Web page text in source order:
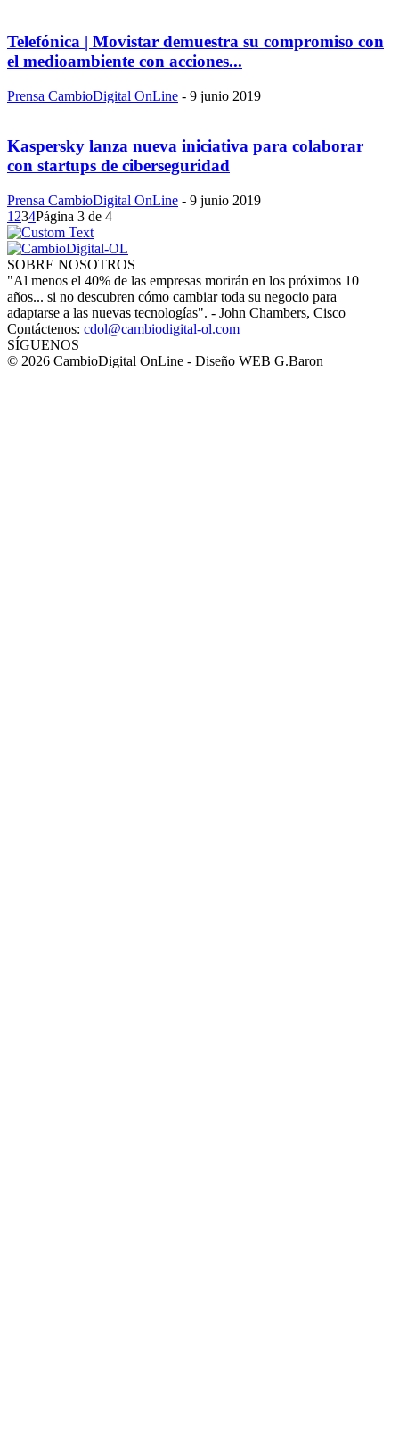
Telefónica | Movistar demuestra su compromiso con
el medioambiente con acciones...
Prensa CambioDigital OnLine - 9 junio 2019
Kaspersky lanza nueva iniciativa para colaborar
con startups de ciberseguridad
Prensa CambioDigital OnLine - 9 junio 2019
1 234Página 3 de 4
SOBRE NOSOTROS
"Al menos el 40% de las empresas morirán en los próximos 10
años... si no descubren cómo cambiar toda su negocio para
adaptarse a las nuevas tecnologías". - John Chambers, Cisco
Contáctenos: cdol@cambiodigital-ol.com
SÍGUENOS
© 2026 CambioDigital OnLine - Diseño WEB G.Baron